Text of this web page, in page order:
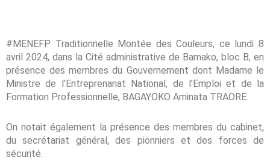
#MENEFP Traditionnelle Montée des Couleurs, ce lundi 8
avril 2024, dans la Cité administrative de Bamako, bloc B, en
présence des membres du Gouvernement dont Madame le
Ministre de l’Entreprenariat National, de l’Emploi et de la
Formation Professionnelle, BAGAYOKO Aminata TRAORE.
On notait également la présence des membres du cabinet,
du secrétariat général, des pionniers et des forces de
sécurité.